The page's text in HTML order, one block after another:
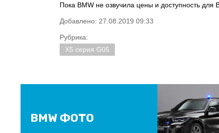
Пока BMW не озвучила цены и доступность для
Добавлено: 27.08.2019 09:33
Рубрика:
X5 серия G05
BMW ФОТО